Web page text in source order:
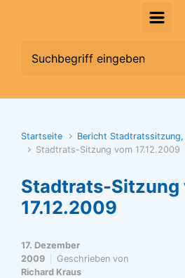
Startseite
Bericht
Stadtrats-Sitzung vom 17.12.2009
Stadtrats-Sitzung
17.12.2009
17. Dezember
2009
Geschrieben von
Richard Kraus